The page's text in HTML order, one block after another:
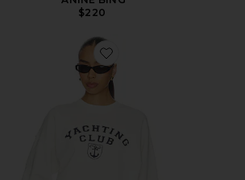
$220
Favorite DEVYN スウェットシ